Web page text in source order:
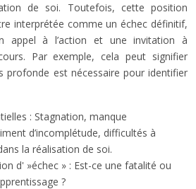
de soi. Toutefois, cette position
interprétée comme un échec définitif,
appel à l’action et une invitation à
Par exemple, cela peut signifier
profonde est nécessaire pour identifier
: Stagnation, manque
d’incomplétude, difficultés à
la réalisation de soi.
d' »échec » : Est-ce une fatalité ou
?